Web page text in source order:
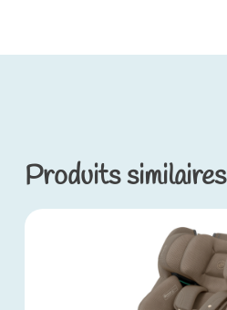
Produits similaires